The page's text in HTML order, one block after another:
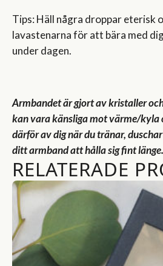
Tips: Häll några droppar eterisk
lavastenarna för att bära med
under dagen.
Armbandet är gjort av kristaller
kan vara känsliga mot värme/kyla
därför av dig när du tränar,
ditt armband att hålla sig fint länge.
RELATERADE